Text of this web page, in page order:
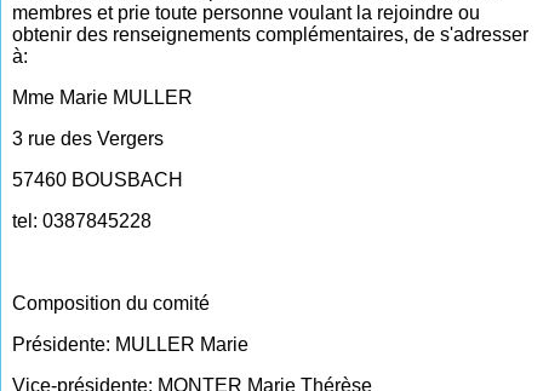
membres et prie toute personne voulant la rejoindre ou
obtenir des renseignements complémentaires, de s'adresser
à:
Mme Marie MULLER
3 rue des Vergers
57460 BOUSBACH
tel: 0387845228
Composition du comité
Présidente: MULLER Marie
Vice-présidente: MONTER Marie Thérèse